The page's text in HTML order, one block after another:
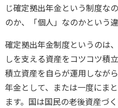
じ確定拠出年金という制度な
のか、「個人」なのかという違
確定拠出年金制度というのは
しを支える資産をコツコツ積
積立資産を自らが運用しなが
年金として、または一度にま
ます。国は国民の老後資産づ